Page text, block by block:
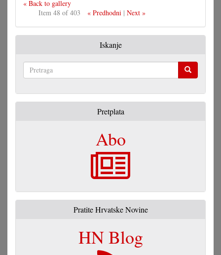
« Back to gallery
Item 48 of 403
« Predhodni| Next »
Iskanje
Pretplata
Abo
Pratite Hrvatske Novine
HN Blog